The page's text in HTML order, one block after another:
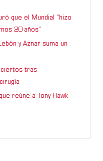
que el Mundial “hizo
20 años”
y Aznar suma un
tras
reúne a Tony Hawk